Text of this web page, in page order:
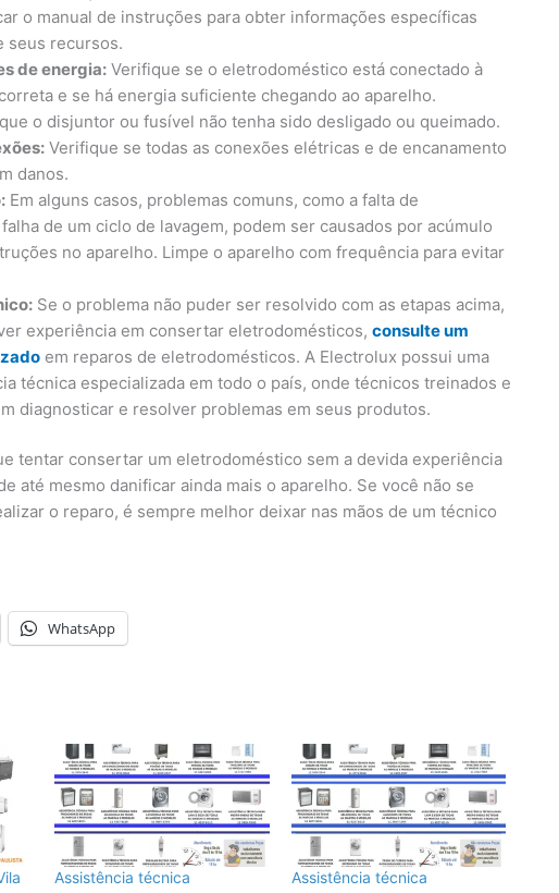
o manual de instruções para obter informações específicas
seus recursos.
de energia: Verifique se o eletrodoméstico está conectado à
e se há energia suficiente chegando ao aparelho.
o disjuntor ou fusível não tenha sido desligado ou queimado.
Verifique se todas as conexões elétricas e de encanamento
danos.
Em alguns casos, problemas comuns, como a falta de
de um ciclo de lavagem, podem ser causados ​​por acúmulo
no aparelho. Limpe o aparelho com frequência para evitar
Se o problema não puder ser resolvido com as etapas acima,
experiência em consertar eletrodomésticos,consulte um
em reparos de eletrodomésticos. A Electrolux possui uma
técnica especializada em todo o país, onde técnicos treinados e
diagnosticar e resolver problemas em seus produtos.
tentar consertar um eletrodoméstico sem a devida experiência
até mesmo danificar ainda mais o aparelho. Se você não se
o reparo, é sempre melhor deixar nas mãos de um técnico
WhatsApp
Assistência técnica
Assistência técnica